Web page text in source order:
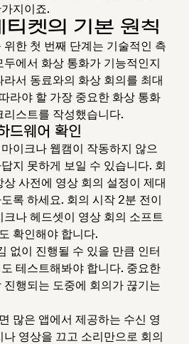
지이죠.
티켓의 기본 원칙
한 첫 번째 단계는 기술적인 측
에서 화상 통화가 기능적인지
서 동료와의 화상 회의를 최대
라야 할 가장 중요한 화상 통화
스트를 작성했습니다.
드웨어 확인
이크나 웹캠이 작동하지 않으
지 못하게 보일 수 있습니다. 회
사전에 영상 회의 설정이 제대
록 하세요. 회의 시작 2분 전이
나 헤드셋이 영상 회의 소프트
확인해야 합니다.
없이 진행될 수 있을 만큼 인터
테스트해봐야 합니다. 중요한
행되는 도중에 회의가 끊기는
많은 앱에서 제공하는 수신 영
영상을 끄고 소리만으로 회의